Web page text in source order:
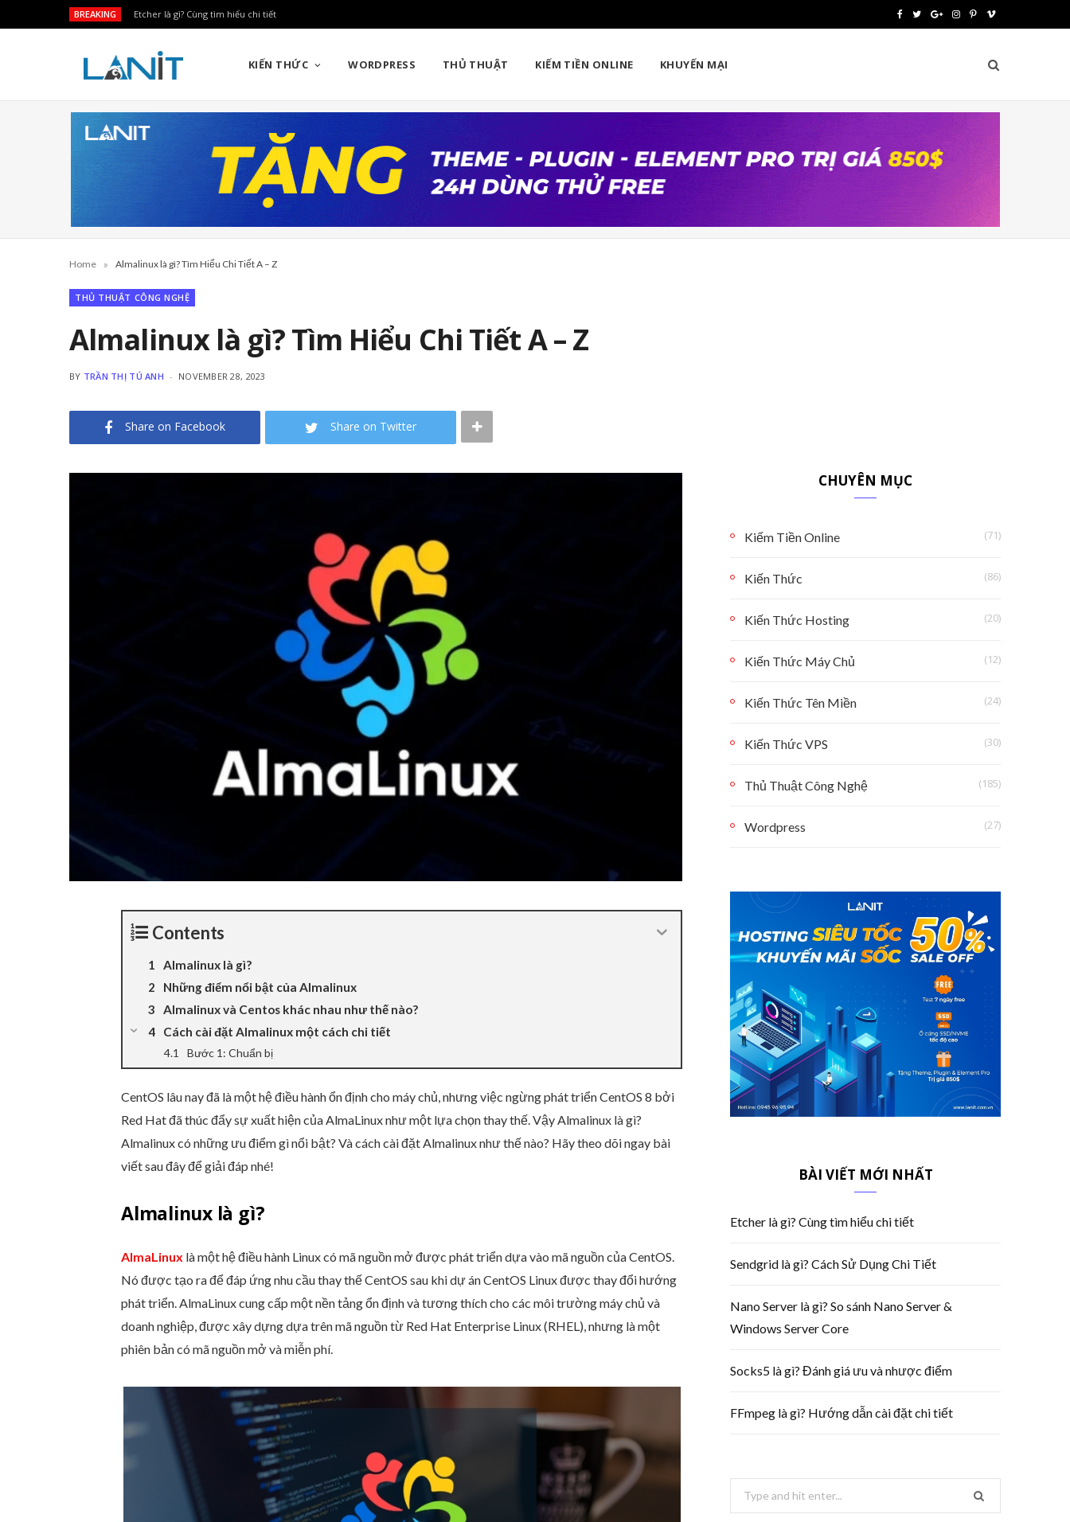
BREAKING Etcher là gì? Cùng tìm hiểu chi tiết
e
o
T
t
e
G
g
e
I
t
P
t
e
s
V
m
e
KIẾN THỨC WORDPRESS THỦ THUẬT KIẾM TIỀN ONLINE KHUYẾN MẠI
Home » Almalinux là gì? Tìm Hiểu Chi Tiết A – Z
THỦ THUẬT CÔNG NGHỆ
Almalinux là gì? Tìm Hiểu Chi Tiết A – Z
BY TRẦN THỊ TÚ ANH NOVEMBER 28, 2023
Share on Facebook Share on Twitter
Contents
Almalinux là gì?
Những điểm nổi bật của Almalinux
Almalinux và Centos khác nhau như thế nào?
Cách cài đặt Almalinux một cách chi tiết
Bước 1: Chuẩn bị
Bước 2: Quá trình cài đặt
Bước 3: Hoàn tất cài đặt
Ngoài AlmaLinux, còn giải pháp nào thay thế CentOS nữa không?
Lời kết
CentOS lâu nay đã là một hệ điều hành ổn định cho máy chủ, nhưng việc ngừng phát triển CentOS 8 bởi
Red Hat đã thúc đẩy sự xuất hiện của AlmaLinux như một lựa chọn thay thế. Vậy Almalinux là gì?
Almalinux có những ưu điểm gì nổi bật? Và cách cài đặt Almalinux như thế nào? Hãy theo dõi ngay bài
viết sau đây để giải đáp nhé!
Almalinux là gì?
AlmaLinux là một hệ điều hành Linux có mã nguồn mở được phát triển dựa vào mã nguồn của CentOS.
Nó được tạo ra để đáp ứng nhu cầu thay thế CentOS sau khi dự án CentOS Linux được thay đổi hướng
phát triển. AlmaLinux cung cấp một nền tảng ổn định và tương thích cho các môi trường máy chủ và
doanh nghiệp, được xây dựng dựa trên mã nguồn từ Red Hat Enterprise Linux (RHEL), nhưng là một
phiên bản có mã nguồn mở và miễn phí.
CHUYÊN MỤC
Kiếm Tiền Online (71)
Kiến Thức (86)
Kiến Thức Hosting (20)
Kiến Thức Máy Chủ (12)
Kiến Thức Tên Miền (24)
Kiến Thức VPS (30)
Thủ Thuật Công Nghệ (185)
Wordpress (27)
BÀI VIẾT MỚI NHẤT
Etcher là gì? Cùng tìm hiểu chi tiết
Sendgrid là gì? Cách Sử Dụng Chi Tiết
Nano Server là gì? So sánh Nano Server &
Windows Server Core
Socks5 là gì? Đánh giá ưu và nhược điểm
FFmpeg là gì? Hướng dẫn cài đặt chi tiết